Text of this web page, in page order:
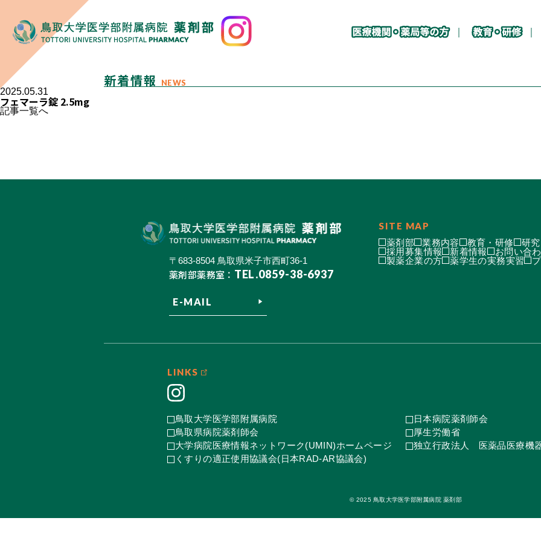
新着情報 NEWS
2025.05.31
フェマーラ錠 2.5mg
記事一覧へ
〒683-8504 鳥取県米子市西町36-1
薬剤部薬務室： TEL.0859-38-6937
E-MAIL
SITE MAP
薬剤部 業務内容 教育・研修 研
採用募集情報
新着情報 お問い合
製薬企業の方
薬学生の実務実習
LINKS
鳥取大学医学部附属病院
日本病院薬剤師会
鳥取県病院薬剤師会
厚生労働省
大学病院医療情報ネットワーク(UMIN)ホームページ
独立行政法人 医薬品医療機
くすりの適正使用協議会(日本RAD-AR協議会)
© 2025 鳥取大学医学部附属病院 薬剤部